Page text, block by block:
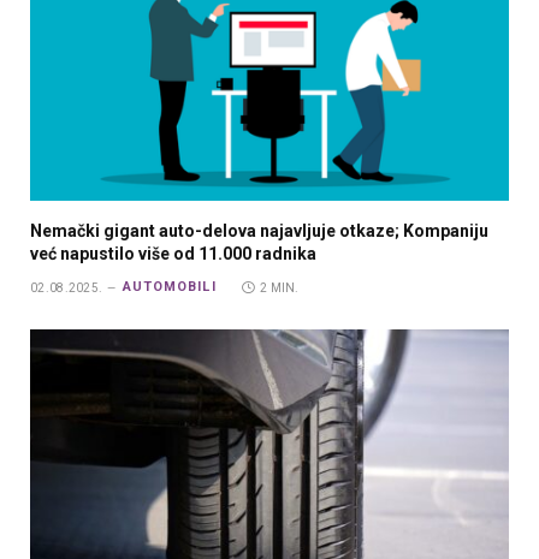
Nemački gigant auto-delova najavljuje otkaze; Kompaniju
već napustilo više od 11.000 radnika
02.08.2025. AUTOMOBILI 2 MIN.